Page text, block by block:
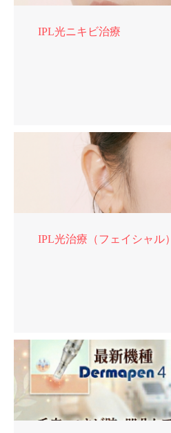
IPL光ニキビ治療
IPL光治療（フェイシャル）